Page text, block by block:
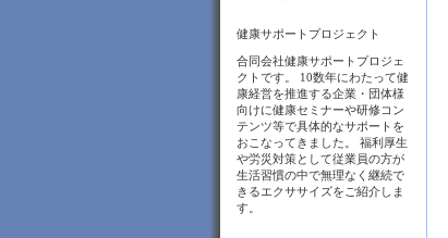
健康サポートプロジェクト
合同会社健康サポートプロジェ
クトです。 10数年にわたって健
康経営を推進する企業・団体様
向けに健康セミナーや研修コン
テンツ等で具体的なサポートを
おこなってきました。 福利厚生
や労災対策として従業員の方が
生活習慣の中で無理なく継続で
きるエクササイズをご紹介しま
す。